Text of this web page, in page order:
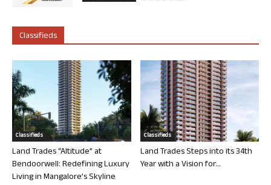
Classifieds
Classifieds
Land Trades “Altitude” at
Bendoorwell: Redefining Luxury
Living in Mangalore’s Skyline
Classifieds
Land Trades Steps into its 34th
Year with a Vision for...